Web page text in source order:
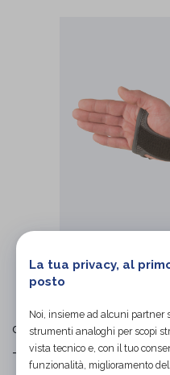
L'immagine è
di Camp
Tutore polso
La tua privacy, al
posto
Noi, insieme ad alcuni partner
strumenti analoghi per scopi
vista tecnico e, con il tuo
funzionalità, miglioramento